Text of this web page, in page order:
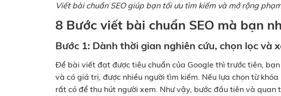
Viết bài chuẩn SEO giúp bạn tối ưu tìm kiếm và mở rộng
8 Bước viết bài chuẩn SEO mà bạn
Bước 1: Dành thời gian nghiên cứu, chọn lọc và
Để bài viết đạt được tiêu chuẩn của Google thì trước tiên,
và có giá trị, được nhiều người tìm kiếm. Nếu lựa chọn từ
rất có để thu hút người xem. Như vậy, bước đầu tiên và